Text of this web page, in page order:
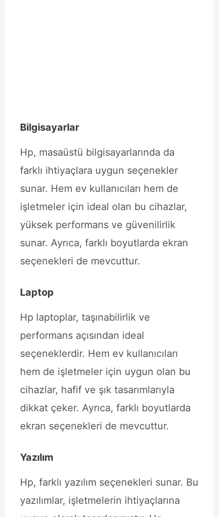
Bilgisayarlar
Hp, masaüstü bilgisayarlarında da
farklı ihtiyaçlara uygun seçenekler
sunar. Hem ev kullanıcıları hem de
işletmeler için ideal olan bu cihazlar,
yüksek performans ve güvenilirlik
sunar. Ayrıca, farklı boyutlarda ekran
seçenekleri de mevcuttur.
Laptop
Hp laptoplar, taşınabilirlik ve
performans açısından ideal
seçeneklerdir. Hem ev kullanıcıları
hem de işletmeler için uygun olan bu
cihazlar, hafif ve şık tasarımlarıyla
dikkat çeker. Ayrıca, farklı boyutlarda
ekran seçenekleri de mevcuttur.
Yazılım
Hp, farklı yazılım seçenekleri sunar. Bu
yazılımlar, işletmelerin ihtiyaçlarına